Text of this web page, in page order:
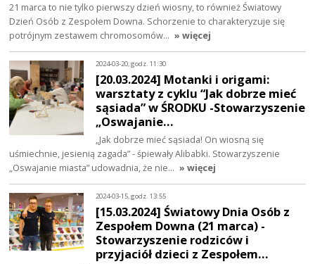
21 marca to nie tylko pierwszy dzień wiosny, to również Światowy
Dzień Osób z Zespołem Downa. Schorzenie to charakteryzuje się
potrójnym zestawem chromosomów… » więcej
2024-03-20, godz. 11:30
[20.03.2024] Motanki i origami:
warsztaty z cyklu “Jak dobrze mieć
sąsiada” w ŚRODKU -Stowarzyszenie
„Oswajanie…
„Jak dobrze mieć sąsiada! On wiosną się
uśmiechnie, jesienią zagada” - śpiewały Alibabki. Stowarzyszenie
„Oswajanie miasta” udowadnia, że nie… » więcej
2024-03-15, godz. 13:55
[15.03.2024] Światowy Dnia Osób z
Zespołem Downa (21 marca) -
Stowarzyszenie rodziców i
przyjaciół dzieci z Zespołem…